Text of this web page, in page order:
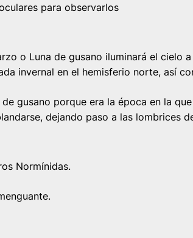
para observarlos
o Luna de gusano iluminará el cielo
invernal en el hemisferio norte, así
de gusano porque era la época en la
dejando paso a las lombrices
Normínidas.